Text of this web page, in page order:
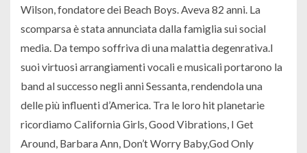
Wilson, fondatore dei Beach Boys. Aveva 82 anni. La
scomparsa è stata annunciata dalla famiglia sui social
media. Da tempo soffriva di una malattia degenrativa.I
suoi virtuosi arrangiamenti vocali e musicali portarono la
band al successo negli anni Sessanta, rendendola una
delle più influenti d’America. Tra le loro hit planetarie
ricordiamo California Girls, Good Vibrations, I Get
Around, Barbara Ann, Don’t Worry Baby,God Only